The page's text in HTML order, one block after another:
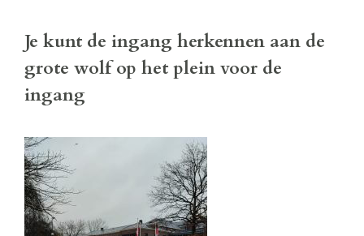
Je kunt de ingang herkennen aan de
grote wolf op het plein voor de
ingang